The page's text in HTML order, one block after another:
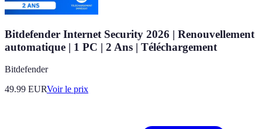
Bitdefender Internet Security 2026 | Renouvellement
automatique | 1 PC | 2 Ans | Téléchargement
Bitdefender
49.99 EURVoir le prix